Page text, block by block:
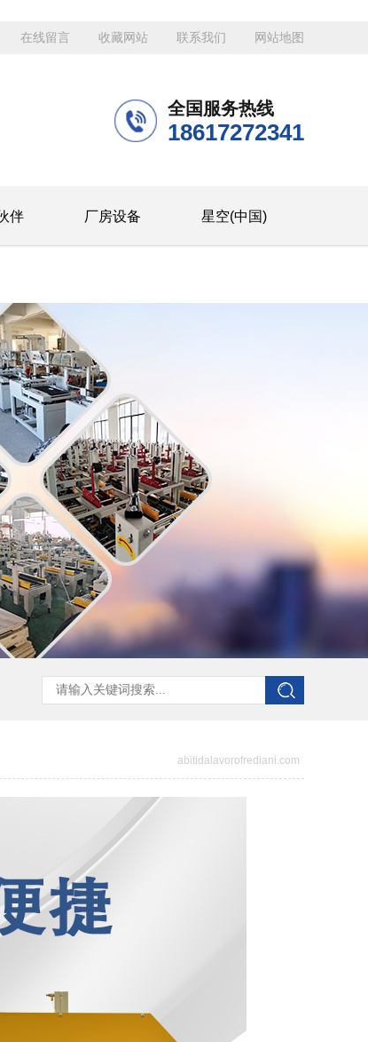
在线留言 收藏网站 联系我们 网站地图
全国服务热线
18617272341
伴 厂房设备 星空(中国)
abitidalavorofrediani.com